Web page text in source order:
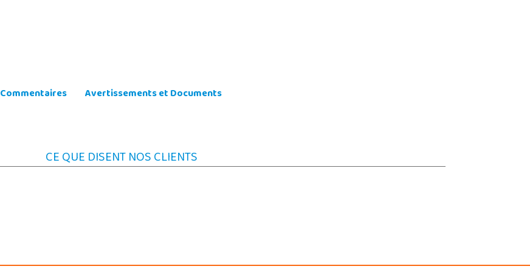
Commentaires Avertissements et Documents
CE QUE DISENT NOS CLIENTS